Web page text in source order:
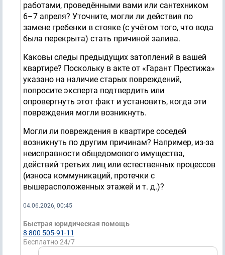
работами, проведёнными вами или сантехником
6–7 апреля? Уточните, могли ли действия по
замене гребенки в стояке (с учётом того, что вода
была перекрыта) стать причиной залива.
Каковы следы предыдущих затоплений в вашей
квартире? Поскольку в акте от «Гарант Престижа»
указано на наличие старых повреждений,
попросите эксперта подтвердить или
опровергнуть этот факт и установить, когда эти
повреждения могли возникнуть.
Могли ли повреждения в квартире соседей
возникнуть по другим причинам? Например, из-за
неисправности общедомового имущества,
действий третьих лиц или естественных процессов
(износа коммуникаций, протечки с
вышерасположенных этажей и т. д.)?
04.06.2026, 00:45
Быстрая юридическая помощь
8 800 505-91-11
Бесплатно 24/7